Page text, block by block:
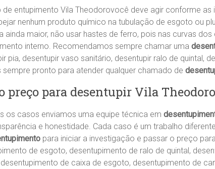
de entupimento Vila Theodorovocê deve agir conforme as
nenhum produto químico na tubulação de esgoto ou
ainda maior, não usar hastes de ferro, pois nas curvas
interno. Recomendamos sempre chamar uma
pia, desentupir vaso sanitário, desentupir ralo de quintal,
sempre pronto para atender qualquer chamado de
preço para desentupir Vila
os casos enviamos uma equipe técnica em
e honestidade. Cada caso é um trabalho
para iniciar a investigação e passar o preço
de esgoto, desentupimento de ralo de quintal,
de caixa de esgoto, desentupimento de